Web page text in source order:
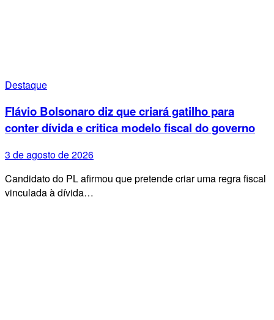
Destaque
Flávio Bolsonaro diz que criará gatilho para
conter dívida e critica modelo fiscal do governo
3 de agosto de 2026
Candidato do PL afirmou que pretende criar uma regra fiscal
vinculada à dívida…